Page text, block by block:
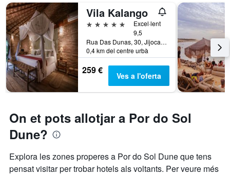
Vila Kalango
5 estrelles
Excel·lent
9,5
Rua Das Dunas, 30, Jijoca de Jericoacoara, Brasil
0,4 km del centre urbà
259 € Ves a l'oferta
On et pots allotjar a Por do Sol
Dune?
Explora les zones properes a Por do Sol Dune que tens
pensat visitar per trobar hotels als voltants. Per veure més